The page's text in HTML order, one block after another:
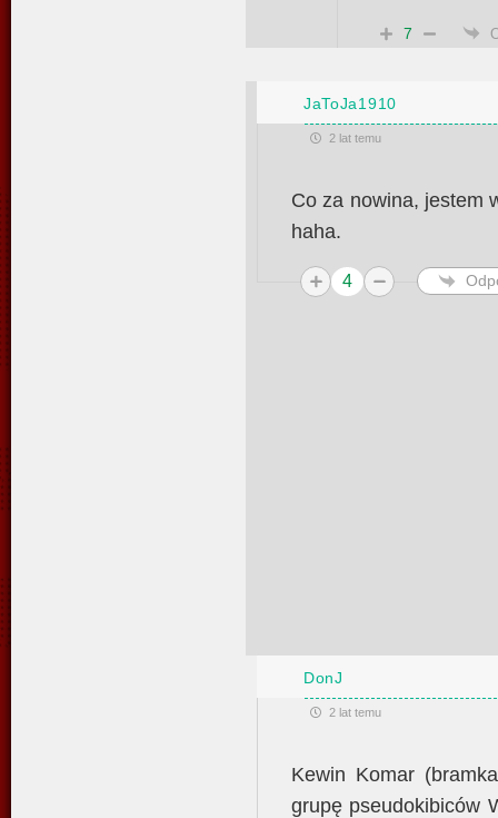
7
JaToJa1910
2 lat temu
Co za nowina, jestem
haha.
4
DonJ
2 lat temu
Kewin Komar
grupę pseudokibiców